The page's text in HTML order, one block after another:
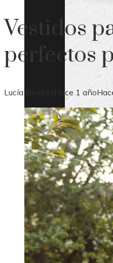
Vestidos
perfectos
Lucía Benítez Hace 1 año